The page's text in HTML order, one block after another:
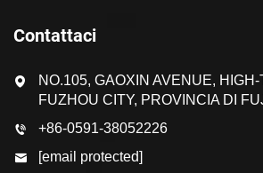
Contattaci
NO.105, GAOXIN AVENUE,
FUZHOU CITY, PROVINCIA DI
+86-0591-38052226
[email protected]